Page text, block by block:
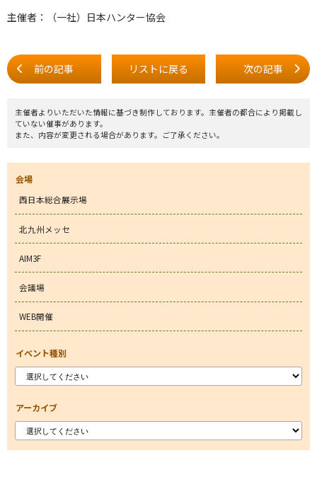
主催者：（一社）日本ハンター協会
前の記事 リストに戻る 次の記事
主催者よりいただいた情報に基づき制作しております。主催者の都合により掲載し
ていない催事があります。
また、内容が変更される場合があります。ご了承ください。
会場
西日本総合展示場
北九州メッセ
AIM3F
会議場
WEB開催
イベント種別
アーカイブ